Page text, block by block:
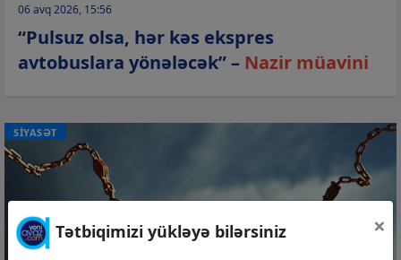
06 avq 2026, 15:56
“Pulsuz olsa, hər kəs ekspres
avtobuslara yönələcək” – Nazir müavini
SİYASƏT
Tətbiqimizi yükləyə bilərsiniz ×